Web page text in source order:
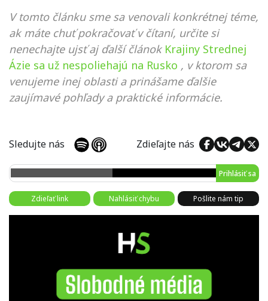
V tomto článku sme sa venovali konkrétnej téme,
ak máte chuť pokračovať v čítaní, určite si
nenechajte ujsť aj ďalší článok Krajiny Strednej
Ázie sa už nespoliehajú na Rusko , v ktorom sa
venujeme inej oblasti a prinášame ďalšie
zaujímavé pohľady a praktické informácie.
Sledujte nás Zdieľajte nás
Prihlásiť sa
Zdieľať link Nahlásiť chybu Pošlite nám tip